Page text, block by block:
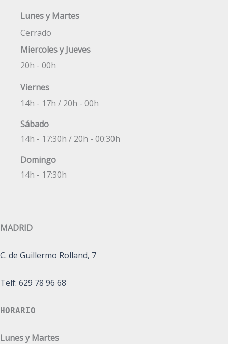
Lunes y Martes
Cerrado
Miercoles yJueves
20h - 00h
Viernes
14h - 17h / 20h - 00h
Sábado
14h - 17:30h / 20h - 00:30h
Domingo
14h - 17:30h
MADRID
C. de Guillermo Rolland, 7
Telf: 629 78 96 68
HORARIO
Lunes y Martes